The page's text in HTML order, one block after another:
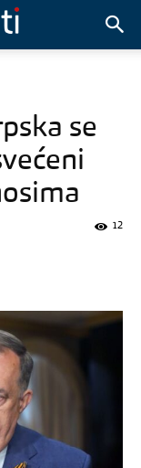
se
12